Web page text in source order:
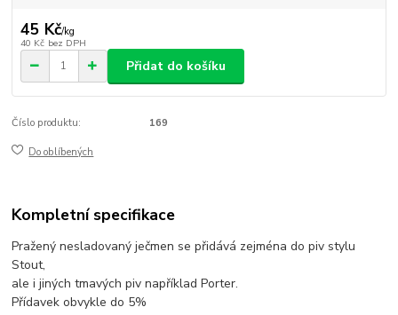
45 Kč/kg
40 Kč bez DPH
Přidat do košíku
Číslo produktu: 169
Do oblíbených
Kompletní specifikace
Pražený nesladovaný ječmen se přidává zejména do piv stylu
Stout,
ale i jiných tmavých piv například Porter.
Přídavek obvykle do 5%